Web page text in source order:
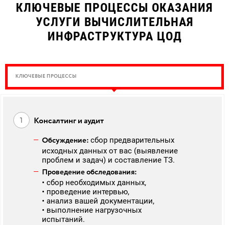
КЛЮЧЕВЫЕ ПРОЦЕССЫ ОКАЗАНИЯ
УСЛУГИ ВЫЧИСЛИТЕЛЬНАЯ
ИНФРАСТРУКТУРА ЦОД
КЛЮЧЕВЫЕ ПРОЦЕССЫ
Консалтинг и аудит
Обсуждение: сбор предварительных
исходных данных от вас (выявление
проблем и задач) и составление ТЗ.
Проведение обследования:
• сбор необходимых данных,
• проведение интервью,
• анализ вашей документации,
• выполнение нагрузочных
испытаний.